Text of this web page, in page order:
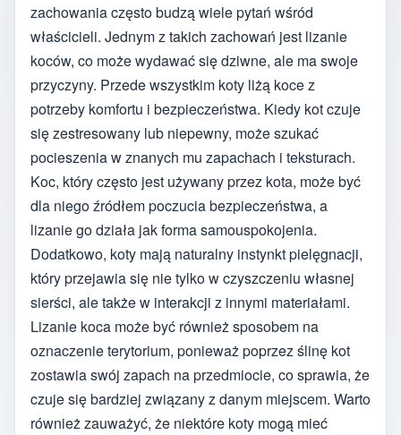
zachowania często budzą wiele pytań wśród
właścicieli. Jednym z takich zachowań jest lizanie
koców, co może wydawać się dziwne, ale ma swoje
przyczyny. Przede wszystkim koty liżą koce z
potrzeby komfortu i bezpieczeństwa. Kiedy kot czuje
się zestresowany lub niepewny, może szukać
pocieszenia w znanych mu zapachach i teksturach.
Koc, który często jest używany przez kota, może być
dla niego źródłem poczucia bezpieczeństwa, a
lizanie go działa jak forma samouspokojenia.
Dodatkowo, koty mają naturalny instynkt pielęgnacji,
który przejawia się nie tylko w czyszczeniu własnej
sierści, ale także w interakcji z innymi materiałami.
Lizanie koca może być również sposobem na
oznaczenie terytorium, ponieważ poprzez ślinę kot
zostawia swój zapach na przedmiocie, co sprawia, że
czuje się bardziej związany z danym miejscem. Warto
również zauważyć, że niektóre koty mogą mieć